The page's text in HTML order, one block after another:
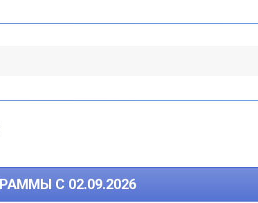
С 02.09.2026